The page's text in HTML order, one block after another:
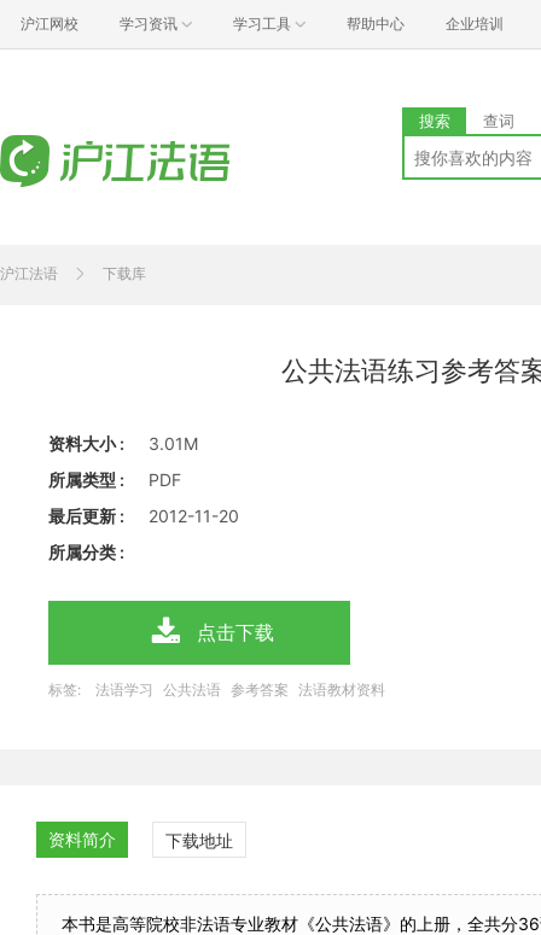
沪江网校 学习资讯 学习工具 帮助中心 企业培训
搜索 查词
沪江法语 下载库
公共法语练习参考答
资料大小 :
3.01M
所属类型 :
PDF
最后更新 :
2012-11-20
所属分类 :
点击下载
标签: 法语学习 公共法语 参考答案 法语教材资料
资料简介 下载地址
本书是高等院校非法语专业教材《公共法语》的上册，全共分